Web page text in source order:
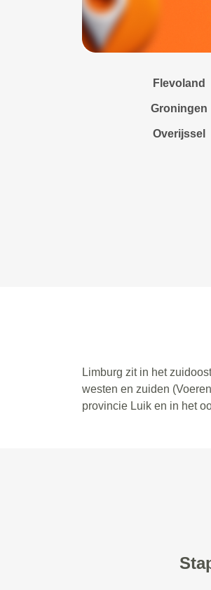
Flevoland
Groningen
Overijssel
Limburg zit in het
westen en zuiden
provincie Luik en in het